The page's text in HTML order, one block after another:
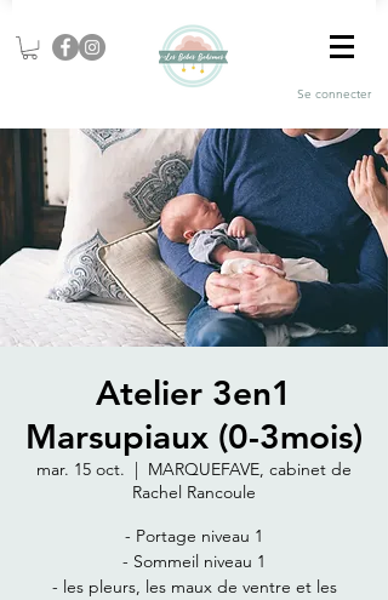
Se connecter
Atelier 3en1
Marsupiaux (0-3mois)
mar. 15 oct.
  |
MARQUEFAVE, cabinet de
Rachel Rancoule
- Portage niveau 1
- Sommeil niveau 1
- les pleurs, les maux de ventre et les